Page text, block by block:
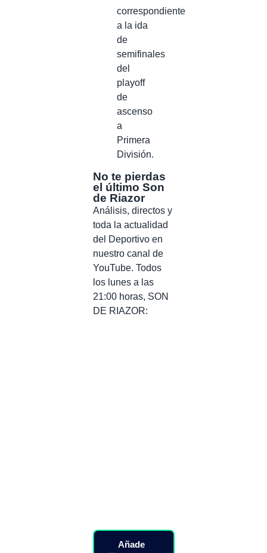
correspondiente
a la ida
de
semifinales
del
playoff
de
ascenso
a
Primera
División.
No te pierdas
el último Son
de Riazor
Análisis, directos y
toda la actualidad
del Deportivo en
nuestro canal de
YouTube. Todos
los lunes a las
21:00 horas, SON
DE RIAZOR:
Añade